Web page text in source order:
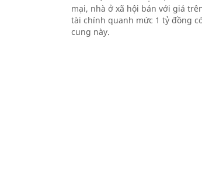
mại, nhà ở xã hội bán với giá
tài chính quanh mức 1 tỷ đồng
cung này.